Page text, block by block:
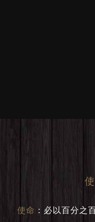
使命 ： 必以百分之